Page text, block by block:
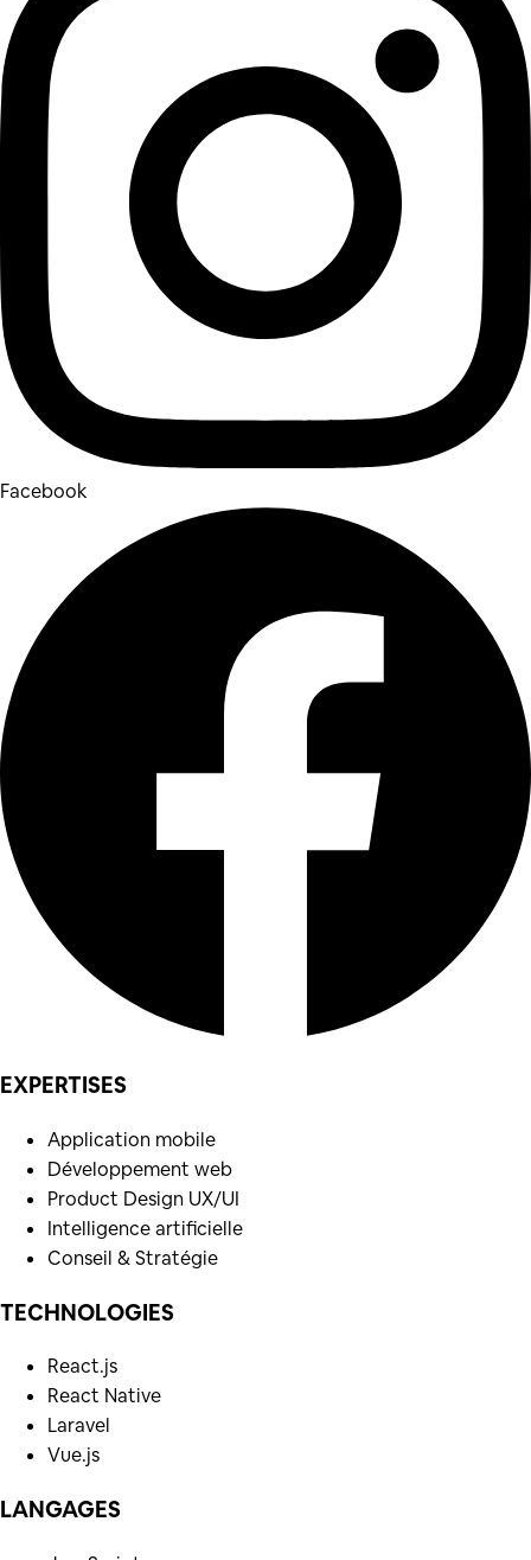
Facebook
EXPERTISES
Application mobile
Développement web
Product Design UX/UI
Intelligence artificielle
Conseil & Stratégie
TECHNOLOGIES
React.js
React Native
Laravel
Vue.js
LANGAGES